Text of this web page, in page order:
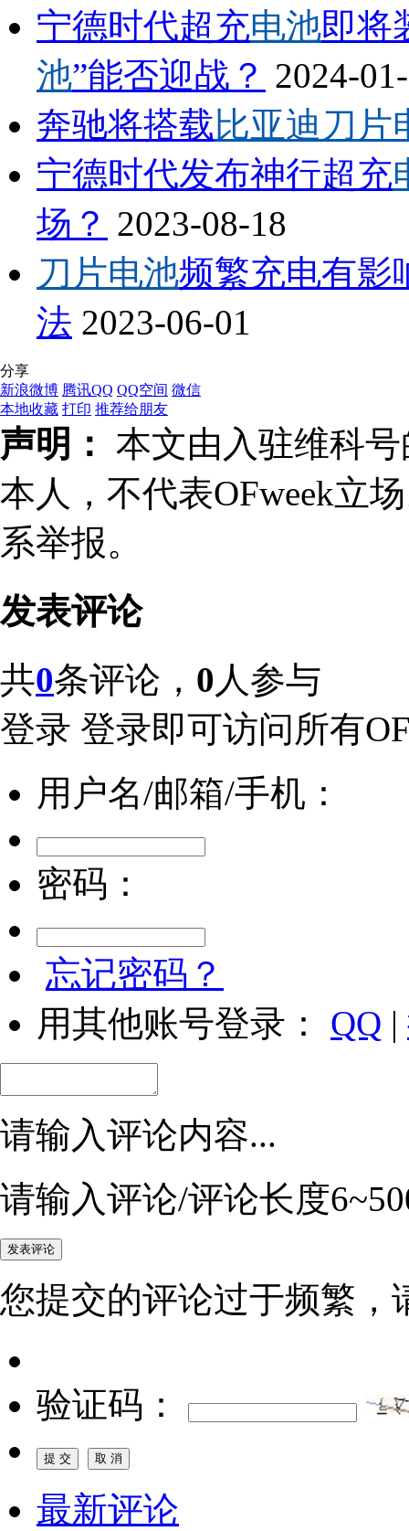
宁德时代超充电池即将
池”能否迎战？ 2024-
奔驰将搭载比亚迪刀片
宁德时代发布神行超充
场？ 2023-08-18
刀片电池频繁充电有影
法 2023-06-01
分享
新浪微博 腾讯QQ QQ空间 微信
本地收藏 打印 推荐给朋友
声明： 本文由入驻维科
本人，不代表OFweek立
系举报。
发表评论
共0条评论， 0 人参与
登录 登录即可访问所有
用户名/邮箱/手机：
密码：
忘记密码？
用其他账号登录： QQ |
请输入评论内容...
请输入评论/评论长度
您提交的评论过于频繁，
验证码：
最新评论